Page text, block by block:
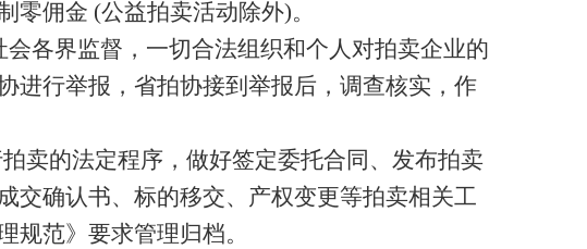
零佣金 (公益拍卖活动除外)。
各界监督，一切合法组织和个人对拍卖企业的
进行举报，省拍协接到举报后，调查核实，作
卖的法定程序，做好签定委托合同、发布拍卖
交确认书、标的移交、产权变更等拍卖相关工
规范》要求管理归档。